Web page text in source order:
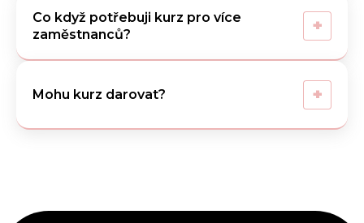
Co když potřebuji kurz pro více
zaměstnanců?
+
Mohu kurz darovat? +